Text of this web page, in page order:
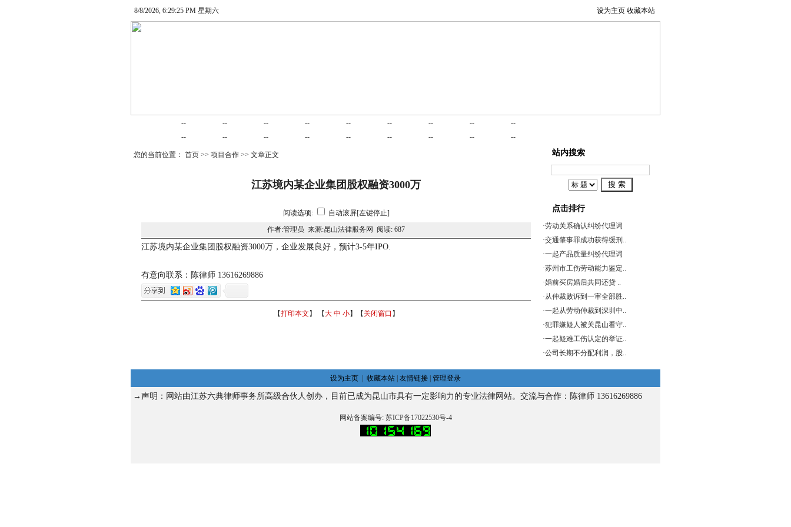
8/8/2026, 6:29:25 PM 星期六 设为主页 收藏本站
-- -- -- -- -- -- -- -- --
-- -- -- -- -- -- -- -- --
您的当前位置： 首页 >> 项目合作 >> 文章正文
江苏境内某企业集团股权融资3000万
阅读选项:
自动滚屏[左键停止]
作者:管理员 来源:昆山法律服务网 阅读: 687
江苏境内某企业集团股权融资3000万，企业发展良好，预计3-5年IPO.
有意向联系：陈律师 13616269886
【打印本文 】 【大 中 小】【 关闭窗口 】
站内搜索
点击排行
·劳动关系确认纠纷代理词
·交通肇事罪成功获得缓刑..
·一起产品质量纠纷代理词
·苏州市工伤劳动能力鉴定..
·婚前买房婚后共同还贷 ..
·从仲裁败诉到一审全部胜..
·一起从劳动仲裁到深圳中..
·犯罪嫌疑人被关昆山看守..
·一起疑难工伤认定的举证..
·公司长期不分配利润，股..
设为主页 收藏本站 友情链接 管理登录
→声明：网站由江苏六典律师事务所高级合伙人创办，目前已成为昆山市具有一定影响力的专业法律网站。 交流与合作：陈律师 13616269886
网站备案编号:苏ICP备17022530号-4